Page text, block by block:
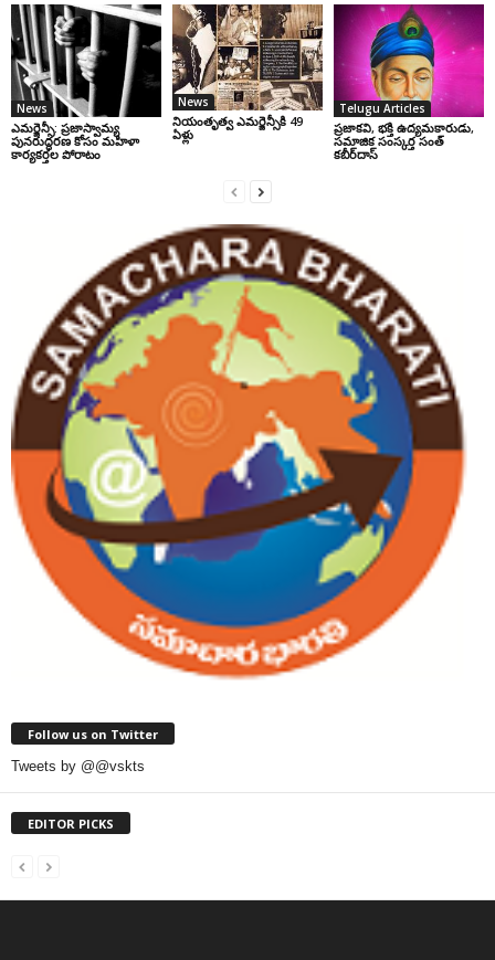
News
ఎమర్జెన్సీ: ప్రజాస్వామ్య
పునరుద్ధరణ కోసం మహిళా
కార్యకర్తల పోరాటం
News
నియంతృత్వ ఎమర్జెన్సీకి 49
ఏళ్లు
Telugu Articles
ప్రజాకవి, భక్తి ఉద్యమకారుడు,
సమాజిక సంస్కర్త సంత్‌
కబీర్‌దాస్‌
Follow us on Twitter
Tweets by @@vskts
EDITOR PICKS